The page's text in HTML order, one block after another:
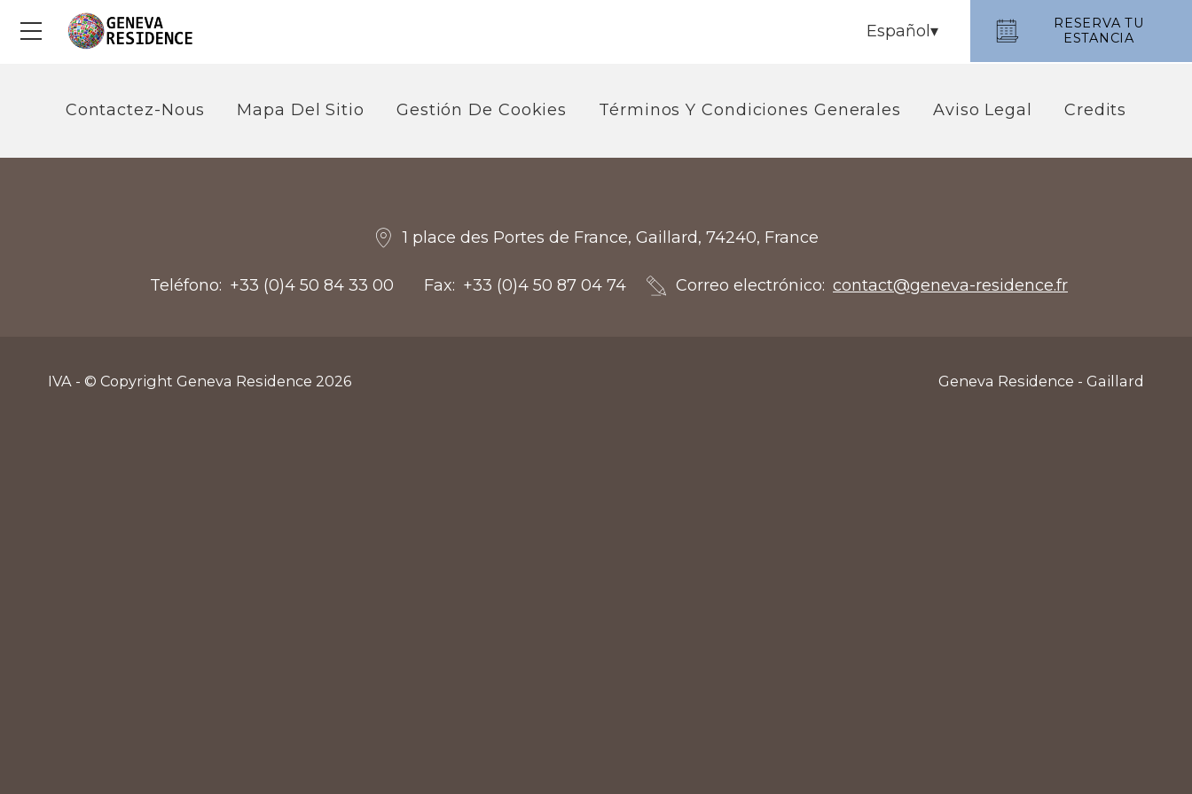
Español
RESERVA TU
ESTANCIA
Contactez-Nous Mapa Del Sitio Gestión De Cookies Términos Y Condiciones Generales Aviso Legal Credits
1 place des Portes de France, Gaillard, 74240, France
Teléfono +33 (0)4 50 84 33 00 Fax +33 (0)4 50 87 04 74 Correo electrónico contact@geneva-residence.fr
IVA - © Copyright Geneva Residence 2026 Geneva Residence - Gaillard